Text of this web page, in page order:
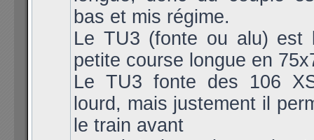
bas et mis régime.
Le TU3 (fonte ou alu) est
petite course longue en
Le TU3 fonte des 106
lourd, mais justement il
le train avant